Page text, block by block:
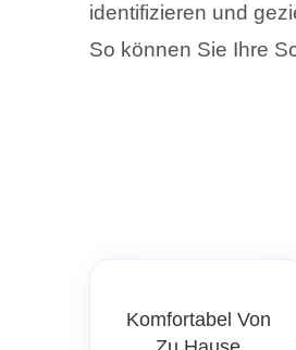
identifizieren und
So können Sie Ihre
Komfortabel Von